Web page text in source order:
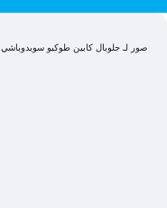
صور لـ جلوبال كابين طوكيو سويدوباشي